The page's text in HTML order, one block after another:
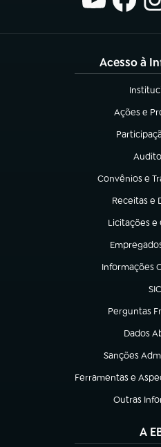
Acesso à
(abre
Ações e
(abre em
(abre em
(abre
Convênios e
(abre em nova
Receitas e
(abre em
Licitações
(abre em
(abre em
Informações
(abre em
SIC
Perguntas
(abre em
Dados
(abre em
Sanções
(abre em
Ferramentas e
(abre em nova aba)
Outras
(abre em
A